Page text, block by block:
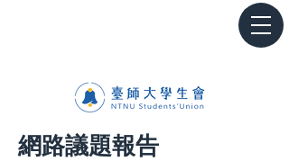
網路議題報告